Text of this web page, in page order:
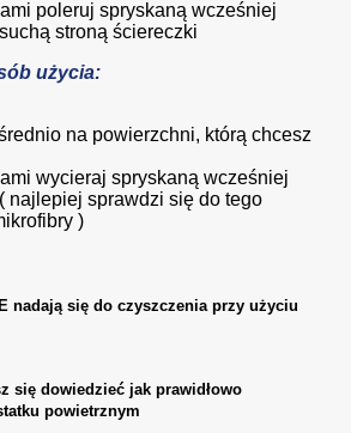
poleruj spryskaną wcześniej
stroną ściereczki
użycia:
na powierzchni, którą chcesz
wycieraj spryskaną wcześniej
najlepiej sprawdzi się do tego
)
nadają się do czyszczenia przy użyciu
się dowiedzieć jak prawidłowo
powietrznym